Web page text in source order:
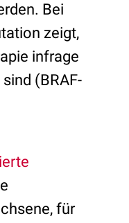
Bei
zeigt,
infrage
(BRAF-
für